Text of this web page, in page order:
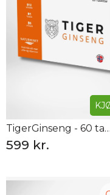
TigerGinseng - 60 tabletter
599 kr.